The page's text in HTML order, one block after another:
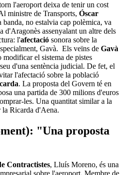
l'aeroport deixa de tenir un cost
ministre de Transports, Óscar
banda, no estalvia cap polèmica, va
d'Aragonès assenyalant un altre dels
l'afectació sonora sobre la
Gavà. Els veïns de Gavà
modificar el sistema de pistes
d'una sentència judicial. De fet, el
l'afectació sobre la població
. La proposta del Govern té en
una partida de 300 milions d'euros
les. Una quantitat similar a la
la Ricarda d'Aena.
"Una proposta
Contractistes, Lluís Moreno, és una